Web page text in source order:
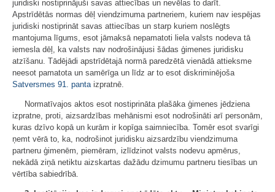
juridiski nostiprinājuši savas attiecības un nevēlas to darīt.
Apstrīdētās normas dēļ viendzimuma partneriem, kuriem nav iespējas
juridiski nostiprināt savas attiecības un starp kuriem noslēgts
mantojuma līgums, esot jāmaksā nepamatoti liela valsts nodeva tā
iemesla dēļ, ka valsts nav nodrošinājusi šādas ģimenes juridisku
atzīšanu. Tādējādi apstrīdētajā normā paredzētā vienādā attieksme
neesot pamatota un samērīga un līdz ar to esot diskriminējoša
Satversmes 91. pantaizpratnē.
Normatīvajos aktos esot nostiprināta plašāka ģimenes jēdziena
izpratne, proti, aizsardzības mehānismi esot nodrošināti arī personām,
kuras dzīvo kopā un kurām ir kopīga saimniecība. Tomēr esot svarīgi
ņemt vērā to, ka, nodrošinot juridisku aizsardzību viendzimuma
partneru ģimenēm, piemēram, izlīdzinot valsts nodevu apmērus,
nekādā ziņā netiktu aizskartas dažādu dzimumu partneru tiesības un
vērtība sabiedrībā.